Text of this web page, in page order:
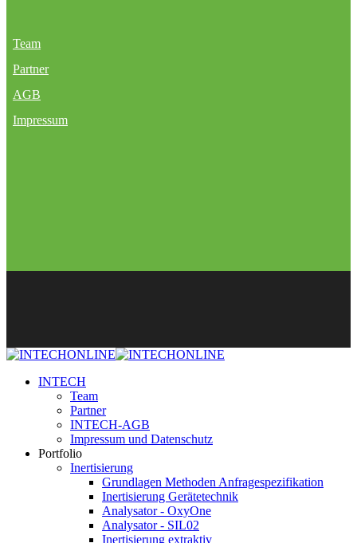
Team
Partner
AGB
Impressum
INTECH
Team
Partner
INTECH-AGB
Impressum und Datenschutz
Portfolio
Inertisierung
Grundlagen Methoden Anfragespezifikation
Inertisierung Gerätetechnik
Analysator - OxyOne
Analysator - SIL02
Inertisierung extraktiv